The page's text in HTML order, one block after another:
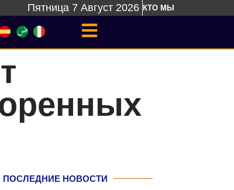
Пятница 7 Август 2026 КТО МЫ
ПОСЛЕДНИЕ НОВОСТИ